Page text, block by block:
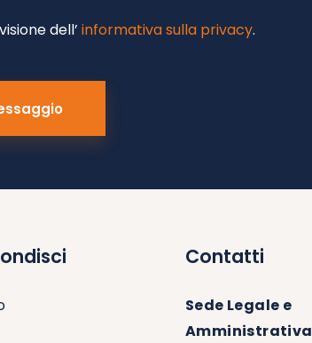
dell’informativa sulla privacy.
Contatti
Sede Legale e
Amministrativa